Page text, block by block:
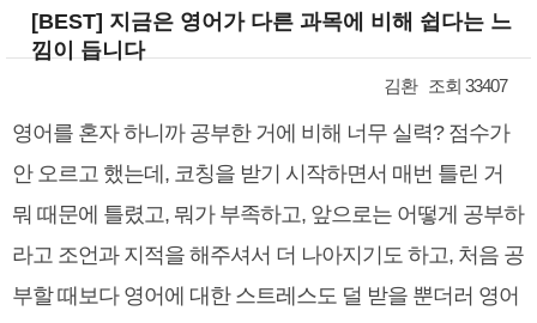
[BEST] 지금은 영어가 다른 과목에 비해 쉽다는 느
낌이 듭니다
김환 조회 33407
영어를 혼자 하니까 공부한 거에 비해 너무 실력? 점수가
안 오르고 했는데, 코칭을 받기 시작하면서 매번 틀린 거
뭐 때문에 틀렸고, 뭐가 부족하고, 앞으로는 어떻게 공부하
라고 조언과 지적을 해주셔서 더 나아지기도 하고, 처음 공
부할 때보다 영어에 대한 스트레스도 덜 받을 뿐더러 영어